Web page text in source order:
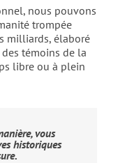
nous pouvons
trompée
milliards, élaboré
témoins de la
libre ou à plein
vous
historiques